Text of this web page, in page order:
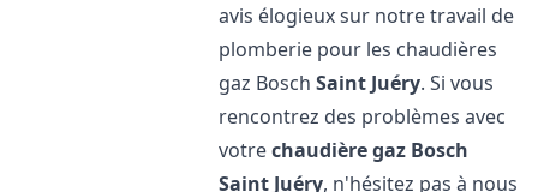
avis élogieux sur notre travail de
plomberie pour les chaudières
gaz BoschSaint Juéry. Si vous
rencontrez des problèmes avec
votrechaudière gaz Bosch
Saint Juéry, n'hésitez pas à nous